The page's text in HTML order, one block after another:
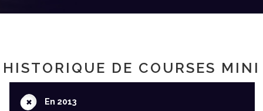
HISTORIQUE DE COURSES MINI
+En 2013